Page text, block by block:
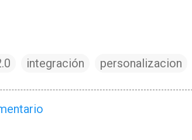
integración personalizacion